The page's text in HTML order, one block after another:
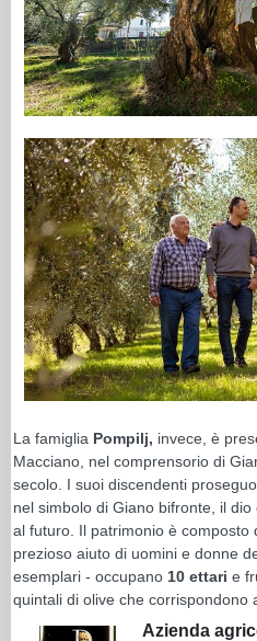
La famiglia Pompilj, invece, è
Macciano, nel comprensorio di
secolo. I suoi discendenti
nel simbolo di Giano bifronte, il
al futuro. Il patrimonio è composto
prezioso aiuto di uomini e donne
esemplari - occupano 10 ettari e
quintali di olive che corrispondono
Azienda